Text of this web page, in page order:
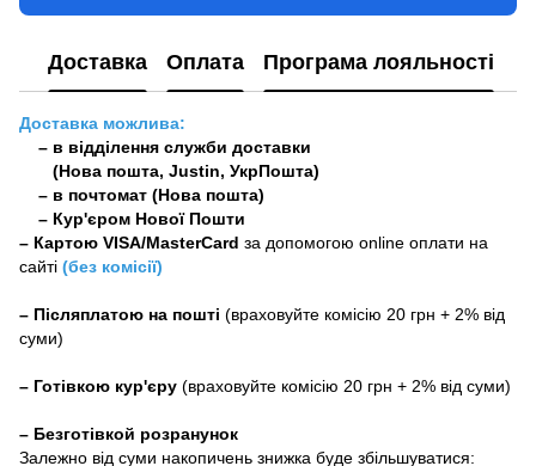
Доставка Оплата Програма лояльності
Доставка можлива:
– в відділення служби доставки
(Нова пошта, Justin, УкрПошта)
– в почтомат (Нова пошта)
– Кур'єром Нової Пошти
– Картою VISA/MasterCard за допомогою online оплати на
сайті (без комісії)
– Післяплатою на пошті (враховуйте комісію 20 грн + 2% від
суми)
– Готівкою кур'єру (враховуйте комісію 20 грн + 2% від суми)
– Безготівкой розранунок
Залежно від суми накопичень знижка буде збільшуватися: